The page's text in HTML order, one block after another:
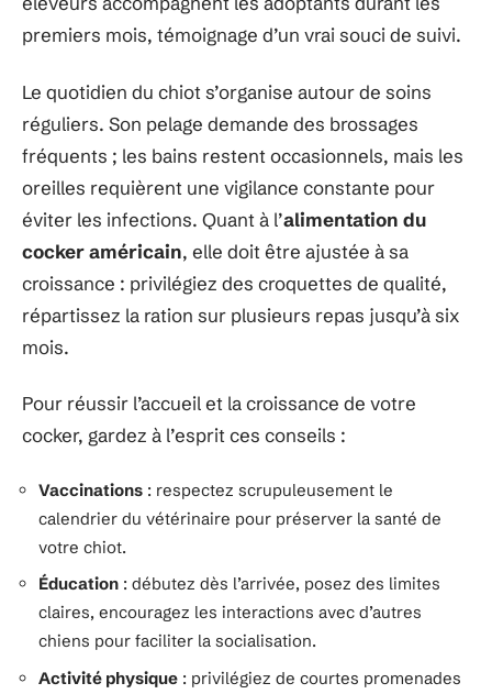
premiers mois, témoignage d’un vrai souci de suivi.
Le quotidien du chiot s’organise autour de soins
réguliers. Son pelage demande des brossages
fréquents ; les bains restent occasionnels, mais les
oreilles requièrent une vigilance constante pour
éviter les infections. Quant à l’alimentation du
cocker américain, elle doit être ajustée à sa
croissance : privilégiez des croquettes de qualité,
répartissez la ration sur plusieurs repas jusqu’à six
mois.
Pour réussir l’accueil et la croissance de votre
cocker, gardez à l’esprit ces conseils :
Vaccinations : respectez scrupuleusement le
calendrier du vétérinaire pour préserver la santé de
votre chiot.
Éducation : débutez dès l’arrivée, posez des limites
claires, encouragez les interactions avec d’autres
chiens pour faciliter la socialisation.
Activité physique : privilégiez de courtes promenades